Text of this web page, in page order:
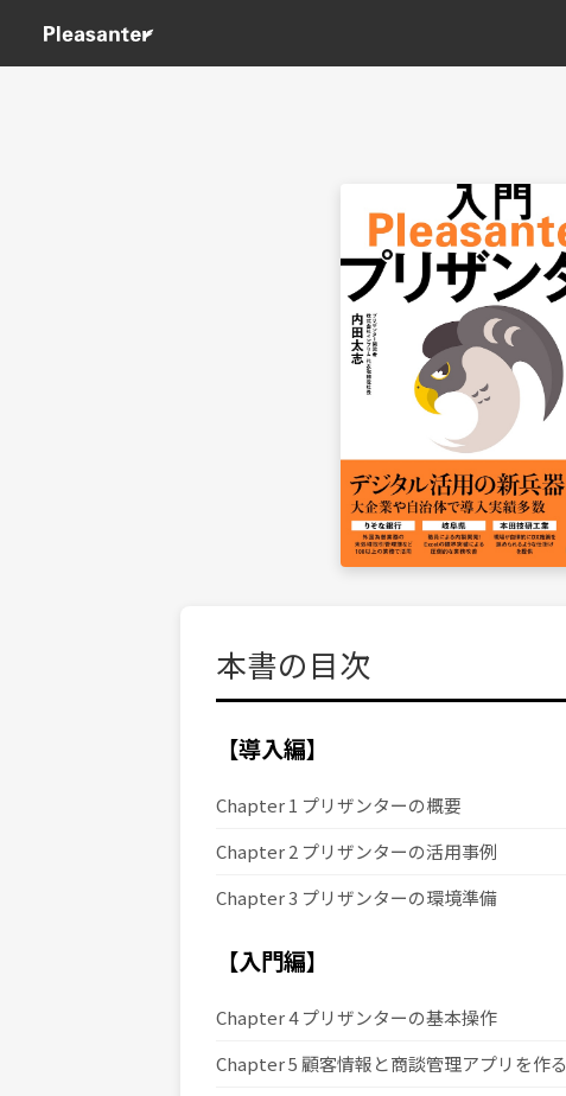
本書の目次
【導入編】
Chapter 1 プリザンターの概要
Chapter 2 プリザンターの活用事例
Chapter 3 プリザンターの環境準備
【入門編】
Chapter 4 プリザンターの基本操作
Chapter 5 顧客情報と商談管理アプリを作る